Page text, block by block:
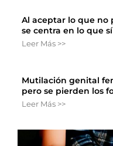
Al aceptar lo que no
se centra en lo que
Leer Más >>
Mutilación genital
pero se pierden los
Leer Más >>